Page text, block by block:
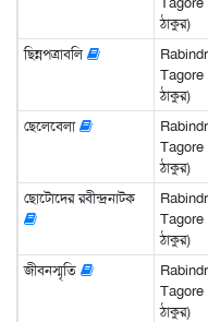
ঠাকুর)
ছিন্নপত্রাবলি
Tagore
ঠাকুর)
ছেলেবেলা
Tagore
ঠাকুর)
ছোটোদের রবীন্দ্রনাটক
Tagore
ঠাকুর)
জীবনস্মৃতি
Tagore
ঠাকুর)